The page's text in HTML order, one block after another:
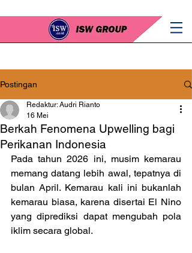
Postingan
Berkah Fenomena Upwelling bagi
Perikanan Indonesia
Redaktur: Audri Rianto
16 Mei
Pada tahun 2026 ini, musim kemarau
memang datang lebih awal, tepatnya di
bulan April. Kemarau kali ini bukanlah
kemarau biasa, karena disertai El Nino
yang diprediksi dapat mengubah pola
iklim secara global.